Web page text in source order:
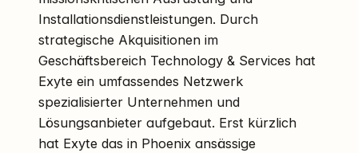
Installationsdienstleistungen. Durch
strategische Akquisitionen im
Geschäftsbereich Technology & Services hat
Exyte ein umfassendes Netzwerk
spezialisierter Unternehmen und
Lösungsanbieter aufgebaut. Erst kürzlich
hat Exyte das in Phoenix ansässige